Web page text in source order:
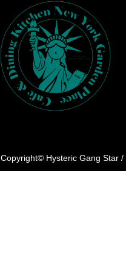
Copyright© Hysteric Gang Star /